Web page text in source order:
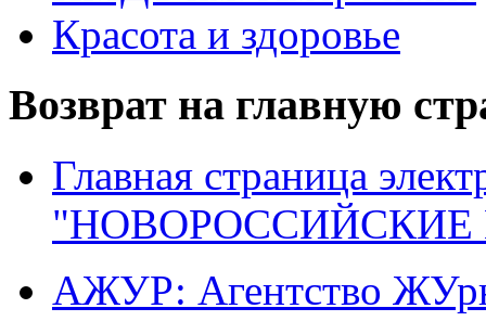
Красота и здоровье
Возврат на главную
Главная страница
"НОВОРОССИЙСКИЕ
АЖУР: Агентство